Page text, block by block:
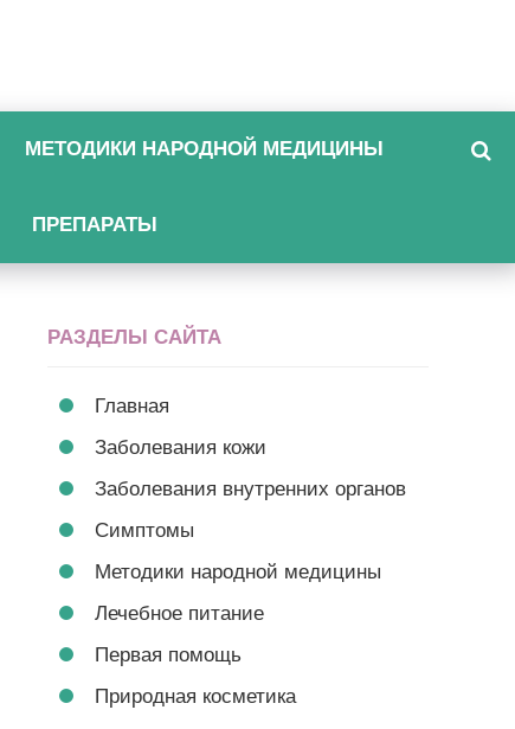
МЕТОДИКИ НАРОДНОЙ МЕДИЦИНЫ
ПРЕПАРАТЫ
РАЗДЕЛЫ САЙТА
Главная
Заболевания кожи
Заболевания внутренних органов
Симптомы
Методики народной медицины
Лечебное питание
Первая помощь
Природная косметика